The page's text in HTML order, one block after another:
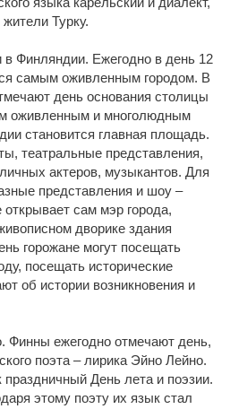
Турку.
Финляндии. Ежегодно в день 12
самым оживленным городом. В
день основания столицы
оживленным и многолюдным
становится главная площадь.
театральные представления,
актеров, музыкантов. Для
представления и шоу –
сам мэр города,
дворике здания
горожане могут посещать
посещать исторические
об истории возникновения и
ежегодно отмечают день,
поэта – лирика Эйно Лейно.
День лета и поэзии.
этому поэту их язык стал